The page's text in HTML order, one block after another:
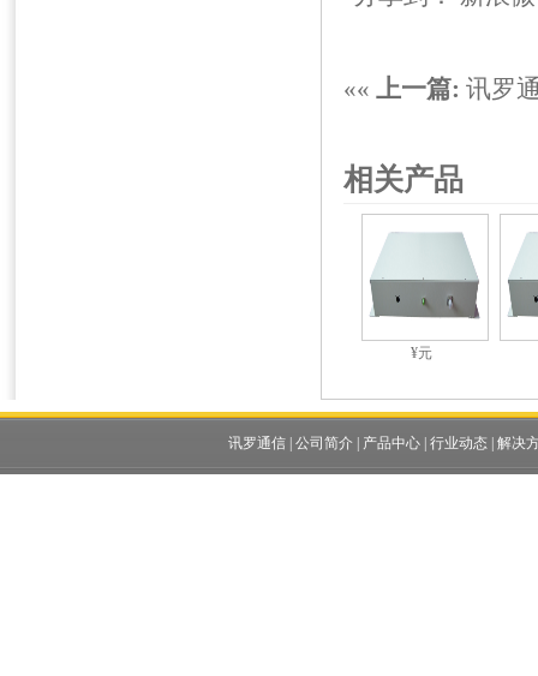
«« 上一篇: 讯罗
相关产品
¥元
讯罗通信| 公司简介| 产品中心| 行业动态| 解决